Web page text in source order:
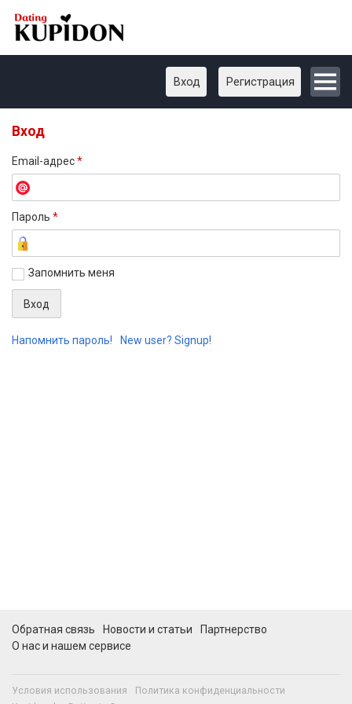
Вход Регистрация
Вход
Email-адрес*
Пароль *
Запомнить меня
Напомнить пароль! New user? Signup!
Обратная связь Новости и статьи
Партнерство
О нас и нашем сервисе
Условия использования
Политика конфиденциальности